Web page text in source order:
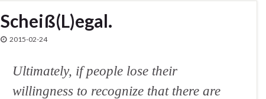
Scheiß(L)egal.
2015-02-24
Ultimately, if people lose their
willingness to recognize that there are